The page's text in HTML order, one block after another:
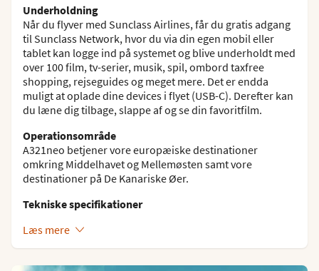
Underholdning
Når du flyver med Sunclass Airlines, får du gratis adgang
til Sunclass Network, hvor du via din egen mobil eller
tablet kan logge ind på systemet og blive underholdt med
over 100 film, tv-serier, musik, spil, ombord taxfree
shopping, rejseguides og meget mere. Det er endda
muligt at oplade dine devices i flyet (USB-C). Derefter kan
du læne dig tilbage, slappe af og se din favoritfilm.
Operationsområde
A321neo betjener vore europæiske destinationer
omkring Middelhavet og Mellemøsten samt vore
destinationer på De Kanariske Øer.
Tekniske specifikationer
Læs mere